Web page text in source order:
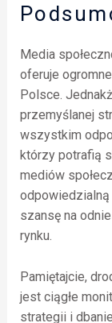
Media
oferuje
Polsce.
przemyślanej
wszystkim
którzy potrafią
mediów
szansę na
rynku.
Pamiętajcie,
jest ciągłe
strategii i